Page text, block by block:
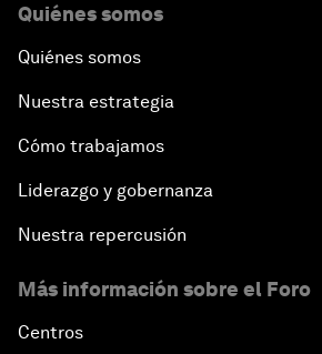
Quiénes somos
Quiénes somos
Nuestra estrategia
Cómo trabajamos
Liderazgo y gobernanza
Nuestra repercusión
Más información sobre el Foro
Centros